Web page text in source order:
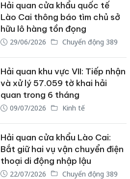
Hải quan cửa khẩu quốc tế
Lào Cai thông báo tìm chủ sở
hữu lô hàng tồn đọng
29/06/2026 Chuyển động 389
Hải quan khu vực VII: Tiếp nhận
và xử lý 57.059 tờ khai hải
quan trong 6 tháng
09/07/2026 Kinh tế
Hải quan cửa khẩu Lào Cai:
Bắt giữ hai vụ vận chuyển điện
thoại di động nhập lậu
22/07/2026 Chuyển động 389